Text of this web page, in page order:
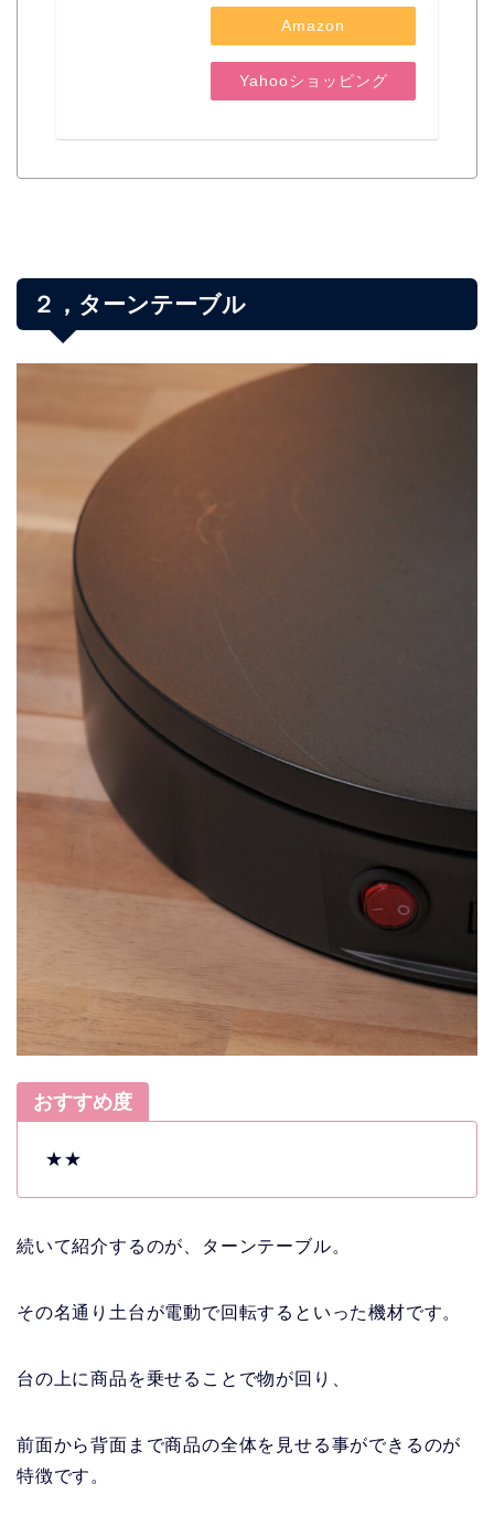
Amazon
Yahooショッピング
２，ターンテーブル
おすすめ度
★★
続いて紹介するのが、ターンテーブル。
その名通り土台が電動で回転するといった機材です。
台の上に商品を乗せることで物が回り、
前面から背面まで商品の全体を見せる事ができるのが
特徴です。